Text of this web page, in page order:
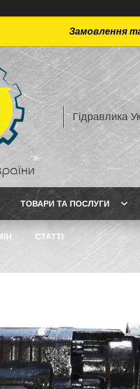
Замовлення
Гідравлика
ТОВАРИ ТА ПОСЛУГИ
СТАТТI